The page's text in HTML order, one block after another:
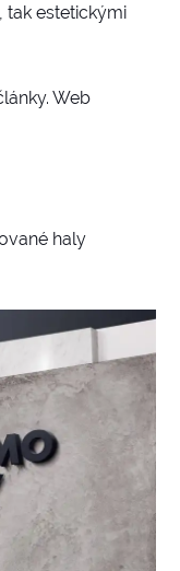
tak estetickými
Web
haly